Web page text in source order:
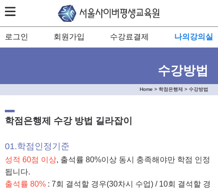
로그인 회원가입 수강료결제 나의강의실
수강방법
Home > 학점은행제 > 수강방법
학점은행제 수강 방법 길라잡이
01.학점인정기준
성적 60점 이상, 출석률 80%이상 동시 충족해야만 학점 인정
됩니다.
출석률 80% : 7회 결석할 경우(30차시 수업) / 10회 결석할 경